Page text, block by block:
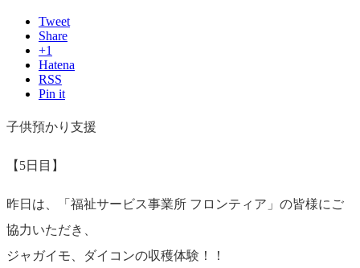
Tweet
Share
+1
Hatena
RSS
Pin it
子供預かり支援
【5日目】
昨日は、「福祉サービス事業所 フロンティア」の皆様にご
協力いただき、
ジャガイモ、ダイコンの収穫体験！！